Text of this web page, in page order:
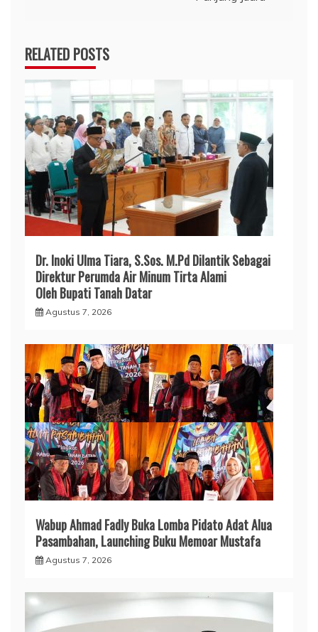
RELATED POSTS
Dr. Inoki Ulma Tiara, S.Sos. M.Pd Dilantik Sebagai
Direktur Perumda Air Minum Tirta Alami
Oleh Bupati Tanah Datar
Agustus 7, 2026
Wabup Ahmad Fadly Buka Lomba Pidato Adat Alua
Pasambahan, Launching Buku Memoar Mustafa
Agustus 7, 2026